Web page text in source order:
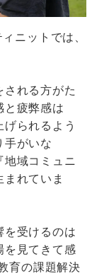
ニットでは、
される方がた
と疲弊感は
られるよう
手がいな
域コミュニ
れていま
を受けるのは
を見てきて感
育の課題解決